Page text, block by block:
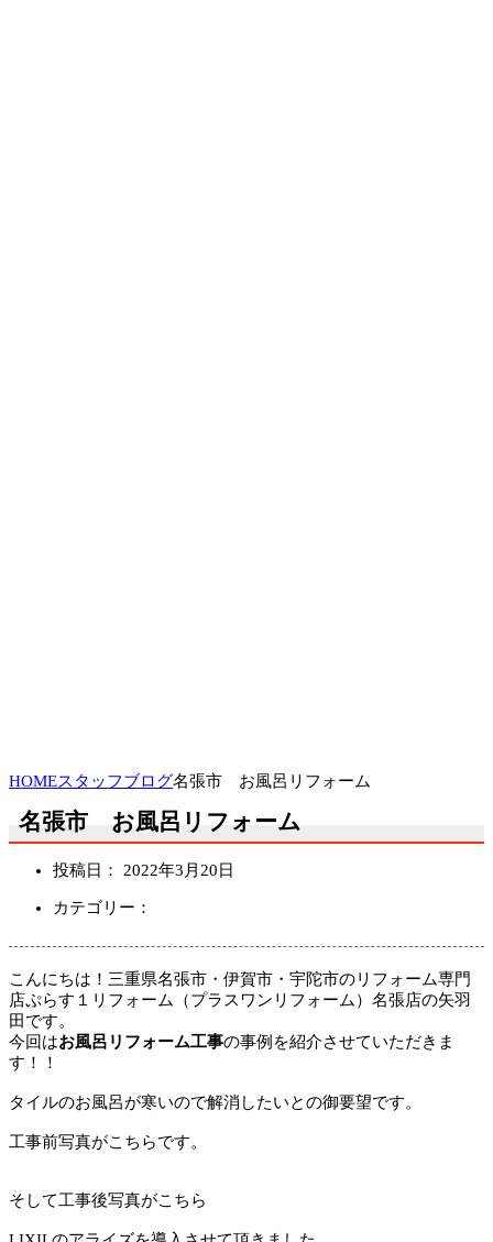
HOMEスタッフブログ名張市 お風呂リフォーム
名張市 お風呂リフォーム
投稿日： 2022年3月20日
カテゴリー：
こんにちは！三重県名張市・伊賀市・宇陀市のリフォーム専門
店ぷらす１リフォーム（プラスワンリフォーム）名張店の矢羽
田です。
今回はお風呂 リフォーム工事の事例を紹介させていただきま
す！！
タイルのお風呂が寒いので解消したいとの御要望です。
工事前写真がこちらです。
そして工事後写真がこちら